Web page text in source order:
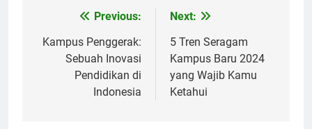
navigation
Previous:
Kampus Penggerak:
Sebuah Inovasi
Pendidikan di
Indonesia
Next:
5 Tren Seragam
Kampus Baru 2024
yang Wajib Kamu
Ketahui